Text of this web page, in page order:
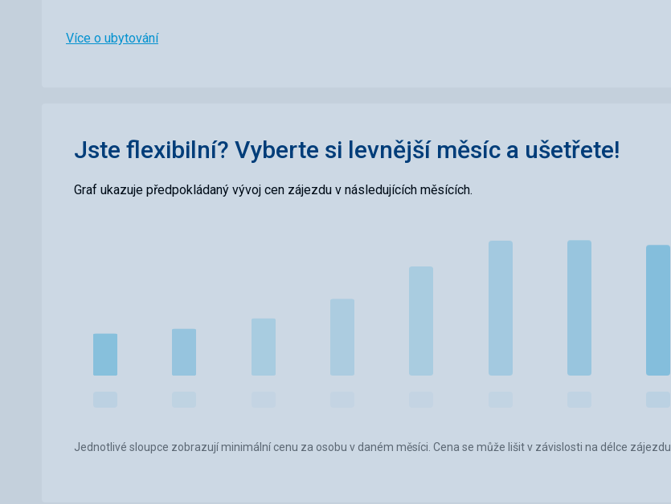
Více o ubytování
Jste flexibilní? Vyberte si levnější měsíc a ušetřete!
Graf ukazuje předpokládaný vývoj cen zájezdu v následujících měsících.
Jednotlivé sloupce zobrazují minimální cenu za osobu v daném měsíci. Cena se může lišit v závislosti na délce zájezdu.